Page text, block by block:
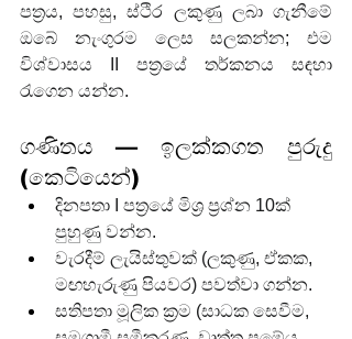
පත්‍රය, පහසු, ස්ථිර ලකුණු ලබා ගැනීමේ
ඔබේ නැංගුරම ලෙස සලකන්න; එම
විශ්වාසය II පත්‍රයේ තර්කනය සඳහා
රැගෙන යන්න.
ගණිතය — ඉලක්කගත පුරුදු
(කෙටියෙන්)
දිනපතා I පත්‍රයේ මිශ්‍ර ප්‍රශ්න 10ක්
පුහුණු වන්න.
වැරදීම් ලැයිස්තුවක් (ලකුණු, ඒකක,
මඟහැරුණු පියවර) පවත්වා ගන්න.
සතිපතා මූලික ක්‍රම (සාධක සෙවීම,